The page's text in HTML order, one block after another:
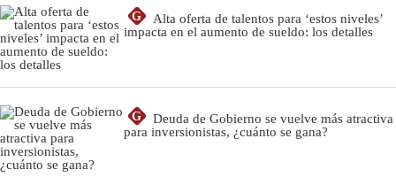
G
Alta oferta de talentos para ‘estos niveles’
impacta en el aumento de sueldo: los detalles
G
Deuda de Gobierno se vuelve más atractiva
para inversionistas, ¿cuánto se gana?